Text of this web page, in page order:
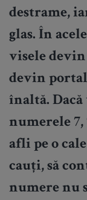
destrame,
glas. În
visele
devin
înaltă.
numerele 7,
afli pe o
cauți, să
numere nu